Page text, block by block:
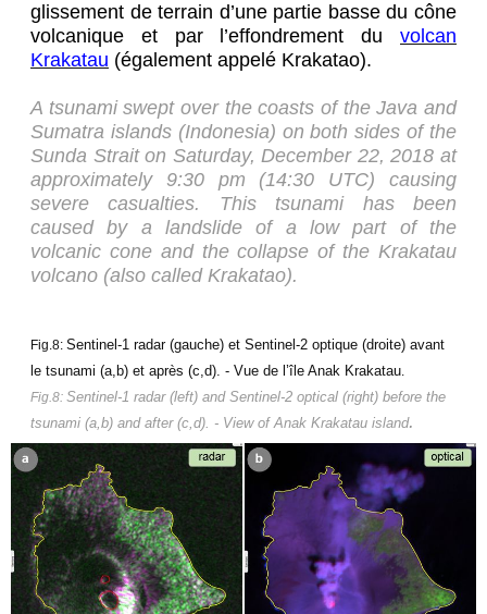
glissement de terrain d’une partie basse du cône
volcanique et par l’effondrement du volcan
Krakatau (également appelé Krakatao).
A tsunami swept over the coasts of the Java and
Sumatra islands (Indonesia) on both sides of the
Sunda Strait on Saturday, December 22, 2018 at
approximately 9:30 pm (14:30 UTC) causing
severe casualties. This tsunami has been
caused by a landslide of a low part of the
volcanic cone and the collapse of the Krakatau
volcano (also called Krakatao).
Fig.8: Sentinel-1 radar (gauche) et Sentinel-2 optique (droite) avant
le tsunami (a,b) et après (c,d). - Vue de l’île Anak Krakatau.
Fig.8: Sentinel-1 radar (left) and Sentinel-2 optical (right) before the
tsunami (a,b) and after (c,d). - View of Anak Krakatau island.